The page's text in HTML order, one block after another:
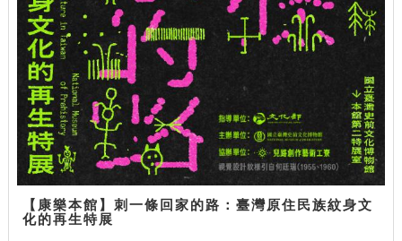
【康樂本館】刺一條回家的路：臺灣原住民族紋身文
化的再生特展